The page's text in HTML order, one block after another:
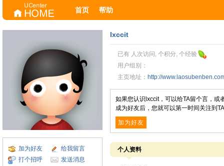
首页 帮助
加为好友
给我留言
打个招呼
发送消息
lxccit
已有 人次访问, 个积分, 个经验
用户组别：
主页地址： http://
如果您认识lxccit，可以给TA留个言，或
成为好友后，您就可以第一时间关注到
加为好友
个人资料